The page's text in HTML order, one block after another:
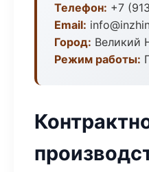
Телефон: +7
Email:
Город: Великий
Режим работы: